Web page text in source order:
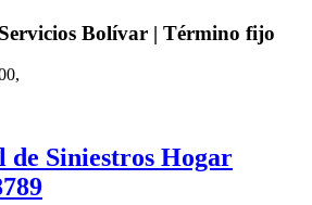
Bolívar | Término fijo
de Siniestros Hogar